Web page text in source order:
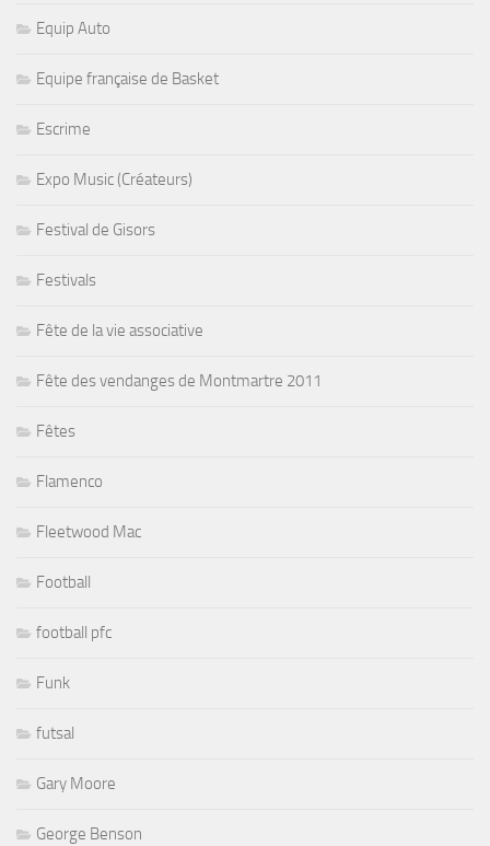
Equip Auto
Equipe française de Basket
Escrime
Expo Music (Créateurs)
Festival de Gisors
Festivals
Fête de la vie associative
Fête des vendanges de Montmartre 2011
Fêtes
Flamenco
Fleetwood Mac
Football
football pfc
Funk
futsal
Gary Moore
George Benson